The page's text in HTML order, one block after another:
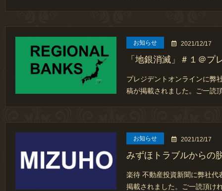
お知らせ 2021/12/17
「地銀消滅」＃１＠プ
プレジデントオンラインに
稿が掲載されました。ご一読
お知らせ 2021/12/17
みずほトラブルからの
楽待 不動産投資新聞に弊社
掲載されました。ご一読頂け